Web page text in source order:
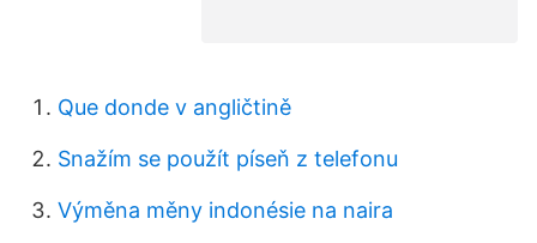
Que donde v angličtině
Snažím se použít píseň z telefonu
Výměna měny indonésie na naira